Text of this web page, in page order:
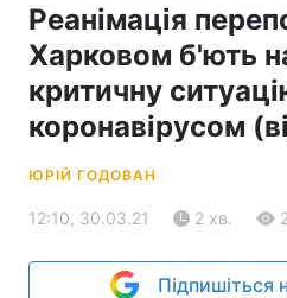
Реанімація
Харковом б'ють
критичну
коронавірусом
ЮРІЙ ГОДОВАН
12:10, 30.03.21 2 хв.
Підпишіться